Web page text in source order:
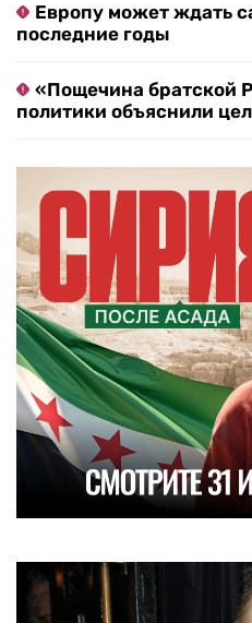
Европу может ждать
последние годы
«Пощечина братской
политики объяснили